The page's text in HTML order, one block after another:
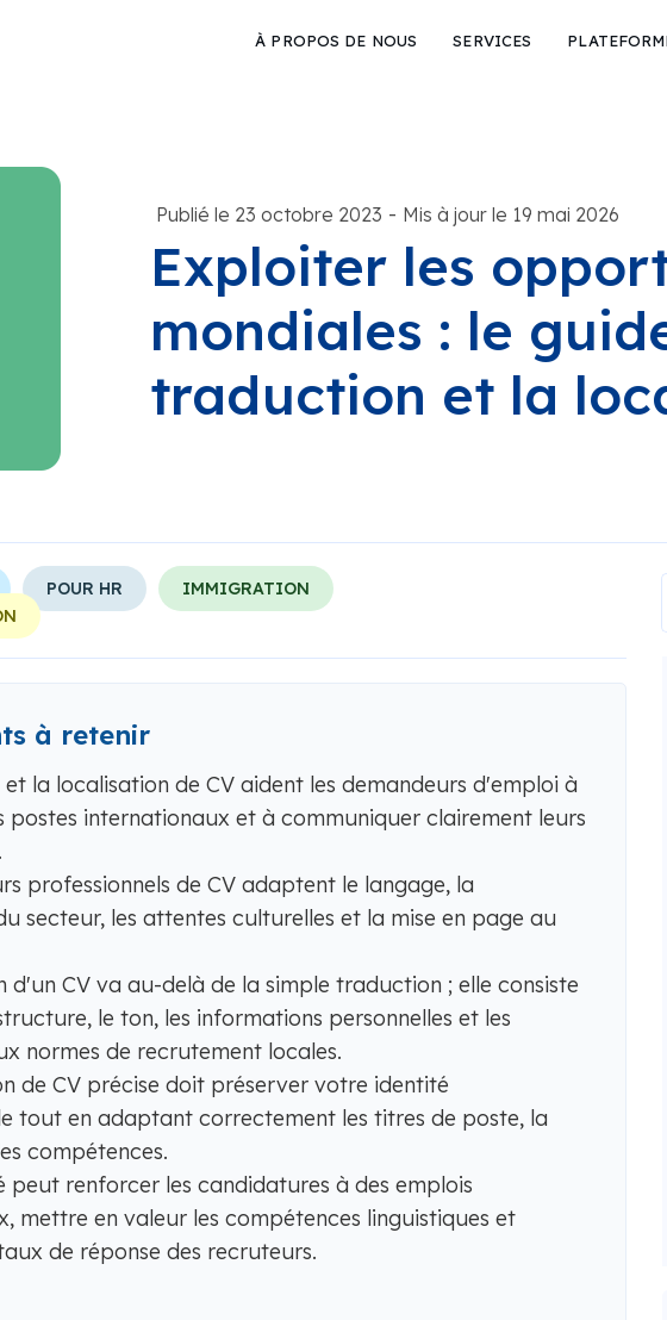
À PROPOS DE NOUS SERVICES
Publié le 23 octobre 2023 - Mis à jour le 19 mai 2026
Exploiter les
mondiales : le
traduction et la
POUR HR
IMMIGRATION
à retenir
la localisation de CV aident les demandeurs d'emploi à
postes internationaux et à communiquer clairement leurs
professionnels de CV adaptent le langage, la
secteur, les attentes culturelles et la mise en page au
d'un CV va au-delà de la simple traduction ; elle consiste
le ton, les informations personnelles et les
normes de recrutement locales.
de CV précise doit préserver votre identité
tout en adaptant correctement les titres de poste, la
compétences.
peut renforcer les candidatures à des emplois
mettre en valeur les compétences linguistiques et
de réponse des recruteurs.